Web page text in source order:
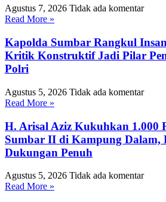
Agustus 7, 2026 Tidak ada komentar
Read More »
Kapolda Sumbar Rangkul Insan
Kritik Konstruktif Jadi Pilar
Polri
Agustus 5, 2026 Tidak ada komentar
Read More »
H. Arisal Aziz Kukuhkan 1.000
Sumbar II di Kampung Dalam,
Dukungan Penuh
Agustus 5, 2026 Tidak ada komentar
Read More »